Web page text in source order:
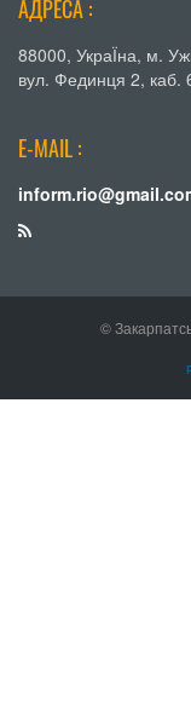
АДРЕСА :
88000, УкраЇна, м.
вул. Фединця 2, каб.
E-MAIL :
©